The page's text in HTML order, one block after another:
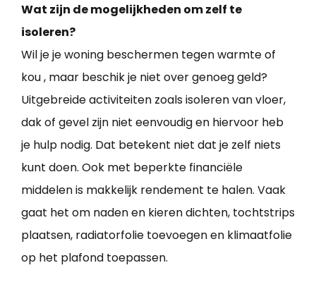
Wat zijn de mogelijkheden om zelf te
isoleren?
Wil je je woning beschermen tegen warmte of
kou , maar beschik je niet over genoeg geld?
Uitgebreide activiteiten zoals isoleren van vloer,
dak of gevel zijn niet eenvoudig en hiervoor heb
je hulp nodig. Dat betekent niet dat je zelf niets
kunt doen. Ook met beperkte financiële
middelen is makkelijk rendement te halen. Vaak
gaat het om naden en kieren dichten, tochtstrips
plaatsen, radiatorfolie toevoegen en klimaatfolie
op het plafond toepassen.